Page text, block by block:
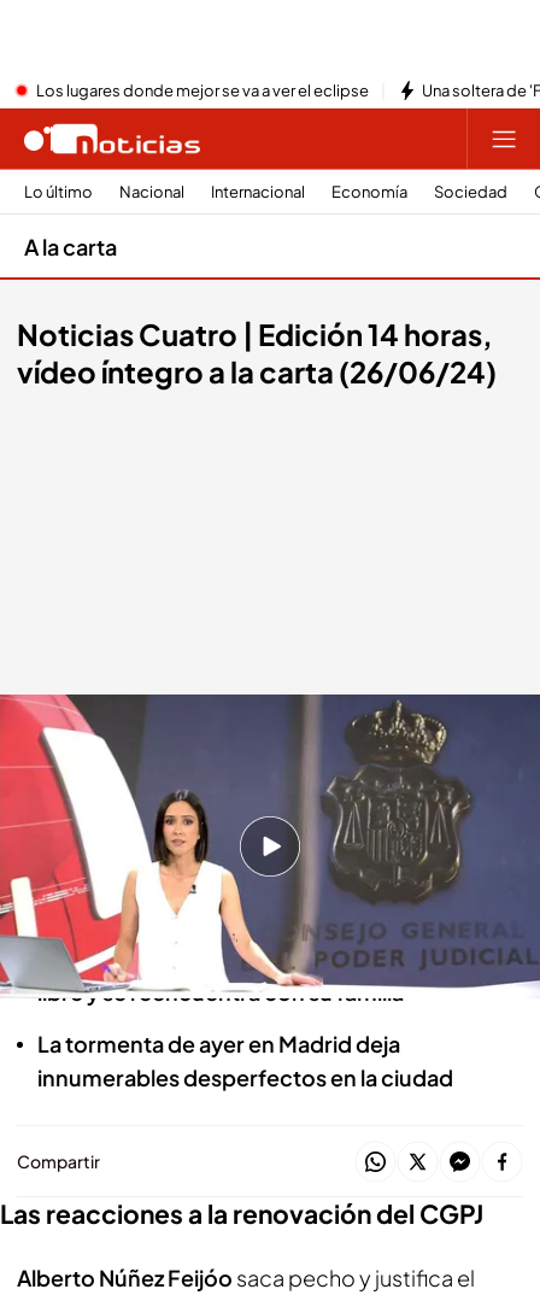
Los lugares donde mejor se va a ver el eclipse Una soltera de
Lo último Nacional Internacional Economía Sociedad
A la carta
Noticias Cuatro | Edición 14 horas,
vídeo íntegro a la carta (26/06/24)
Las noticias, de la mano de Alba Lago
Redacción digital Noticias Cuatro
26 JUN 2024 - 15:30h.
Alberto Núñez Feijóo vuelve a pedir la dimisión
del Fiscal General del Estado
Julian Assange pisa Australia como un hombre
libre y se reencuentra con su familia
La tormenta de ayer en Madrid deja
innumerables desperfectos en la ciudad
Compartir
Las reacciones a la renovación del CGPJ
Alberto Núñez Feijóo saca pecho y justifica el